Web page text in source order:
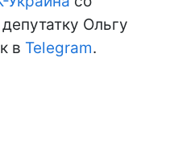
Ольгу
в Telegram.